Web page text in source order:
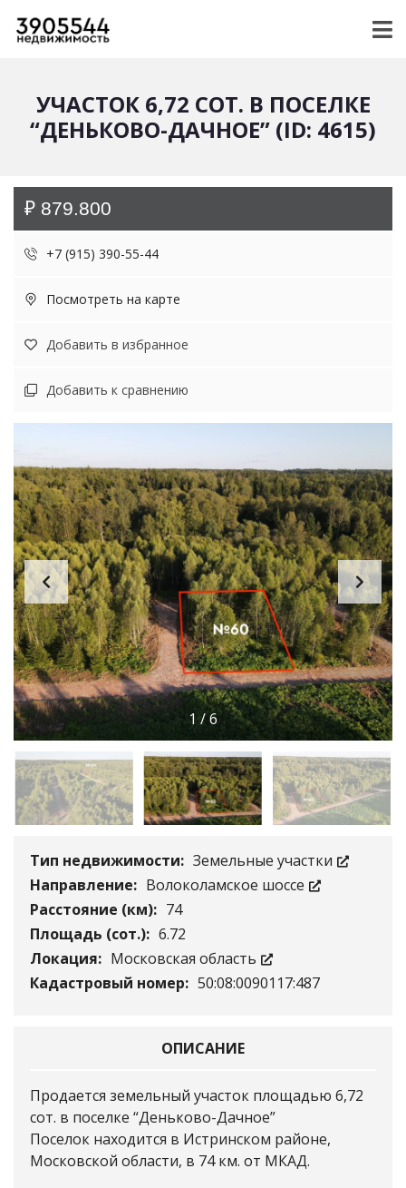
УЧАСТОК 6,72 СОТ. В ПОСЕЛКЕ
“ДЕНЬКОВО-ДАЧНОЕ” (ID: 4615)
₽ 879.800
+7 (915) 390-55-44
Посмотреть на карте
Добавить в избранное
Добавить к сравнению
1/6
Тип недвижимости: Земельные участки
Направление: Волоколамское шоссе
Расстояние (км): 74
Площадь (сот.): 6.72
Локация: Московская область
Кадастровый номер: 50:08:0090117:487
ОПИСАНИЕ
Продается земельный участок площадью 6,72
сот. в поселке “Деньково-Дачное”
Поселок находится в Истринском районе,
Московской области, в 74 км. от МКАД.